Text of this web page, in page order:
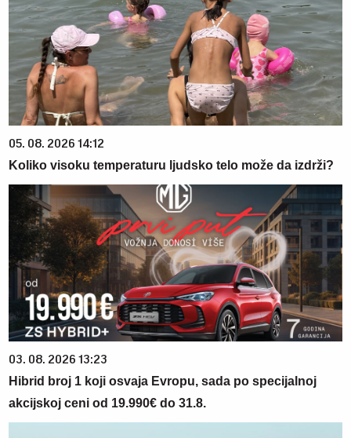
05. 08. 2026 14:12
Koliko visoku temperaturu ljudsko telo može da izdrži?
03. 08. 2026 13:23
Hibrid broj 1 koji osvaja Evropu, sada po specijalnoj
akcijskoj ceni od 19.990€ do 31.8.